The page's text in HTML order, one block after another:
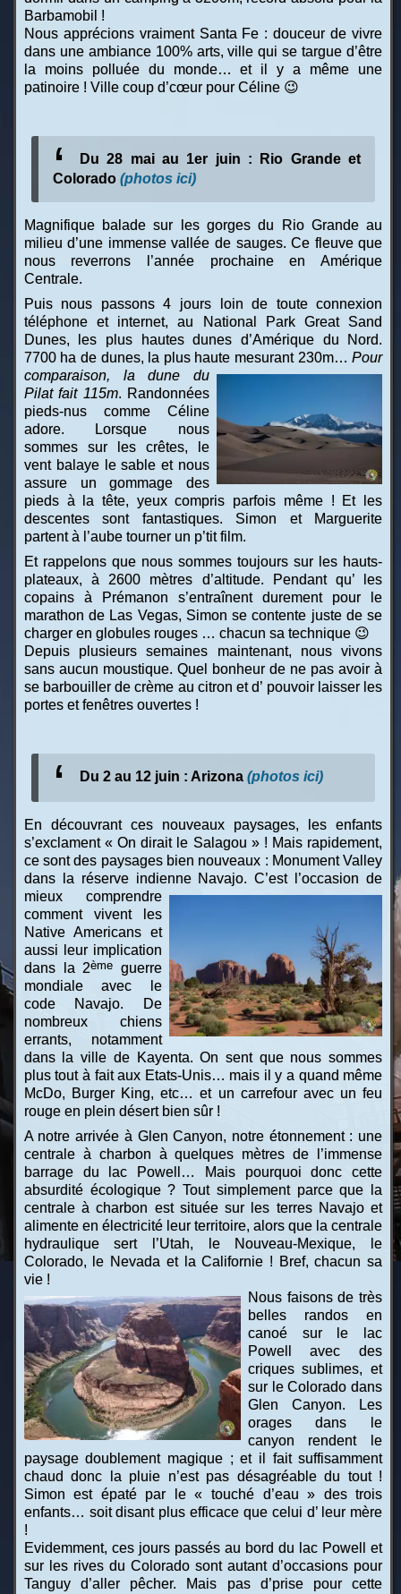
Barbamobil !
Nous apprécions vraiment Santa Fe : douceur de vivre
dans une ambiance 100% arts, ville qui se targue d’être
la moins polluée du monde… et il y a même une
patinoire ! Ville coup d’cœur pour Céline 😉
Du 28 mai au 1er juin : Rio Grande et
Colorado (photos ici)
Magnifique balade sur les gorges du Rio Grande au
milieu d’une immense vallée de sauges. Ce fleuve que
nous reverrons l’année prochaine en Amérique
Centrale.
Puis nous passons 4 jours loin de toute connexion
téléphone et internet, au National Park Great Sand
Dunes, les plus hautes dunes d’Amérique du Nord.
7700 ha de dunes, la plus haute mesurant 230m…Pour
comparaison, la dune du
Pilat fait 115m. Randonnées
pieds-nus comme Céline
adore. Lorsque nous
sommes sur les crêtes, le
vent balaye le sable et nous
assure un gommage des
pieds à la tête, yeux compris parfois même ! Et les
descentes sont fantastiques. Simon et Marguerite
partent à l’aube tourner un p’tit film.
Et rappelons que nous sommes toujours sur les hauts-
plateaux, à 2600 mètres d’altitude. Pendant qu’ les
copains à Prémanon s’entraînent durement pour le
marathon de Las Vegas, Simon se contente juste de se
charger en globules rouges … chacun sa technique 😉
Depuis plusieurs semaines maintenant, nous vivons
sans aucun moustique. Quel bonheur de ne pas avoir à
se barbouiller de crème au citron et d’ pouvoir laisser les
portes et fenêtres ouvertes !
Du 2 au 12 juin : Arizona (photos ici)
En découvrant ces nouveaux paysages, les enfants
s’exclament « On dirait le Salagou » ! Mais rapidement,
ce sont des paysages bien nouveaux : Monument Valley
dans la réserve indienne Navajo.C’est l’occasion de
mieux comprendre
comment vivent les
Native Americans et
aussi leur implication
dans la 2ème guerre
mondiale avec le
code Navajo. De
nombreux chiens
errants, notamment
dans la ville de Kayenta. On sent que nous sommes
plus tout à fait aux Etats-Unis… mais il y a quand même
McDo, Burger King, etc… et un carrefour avec un feu
rouge en plein désert bien sûr !
A notre arrivée à Glen Canyon, notre étonnement : une
centrale à charbon à quelques mètres de l’immense
barrage du lac Powell… Mais pourquoi donc cette
absurdité écologique ? Tout simplement parce que la
centrale à charbon est située sur les terres Navajo et
alimente en électricité leur territoire, alors que la centrale
hydraulique sert l’Utah, le Nouveau-Mexique, le
Colorado, le Nevada et la Californie ! Bref, chacun sa
vie !
Nous faisons de très
belles randos en
canoé sur le lac
Powell avec des
criques sublimes, et
sur le Colorado dans
Glen Canyon. Les
orages dans le
canyon rendent le
paysage doublement magique ; et il fait suffisamment
chaud donc la pluie n’est pas désagréable du tout !
Simon est épaté par le « touché d’eau » des trois
enfants… soit disant plus efficace que celui d’ leur mère
!
Evidemment, ces jours passés au bord du lac Powell et
sur les rives du Colorado sont autant d’occasions pour
Tanguy d’aller pêcher. Mais pas d’prise pour cette